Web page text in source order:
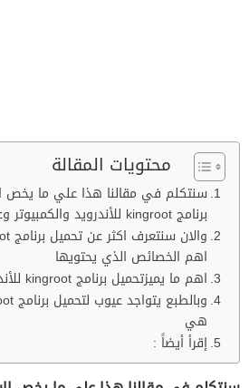
محتويات المقالة
سنتكلم في مقالنا هذا علي ما يخص
برنامج kingroot للأندرويد والكمبيوتر وعيوبه2020
اهم الخصائص الذي يحتويها
اهم ما يميزتحميل برنامج kingroot للأندرويد2020
هي
إقرأ أيضاً :